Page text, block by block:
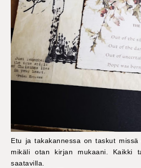
Etu ja takakannessa on taskut
mikäli otan kirjan mukaani. Kaikki
saatavilla.